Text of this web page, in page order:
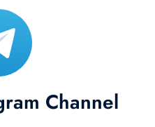
Channel